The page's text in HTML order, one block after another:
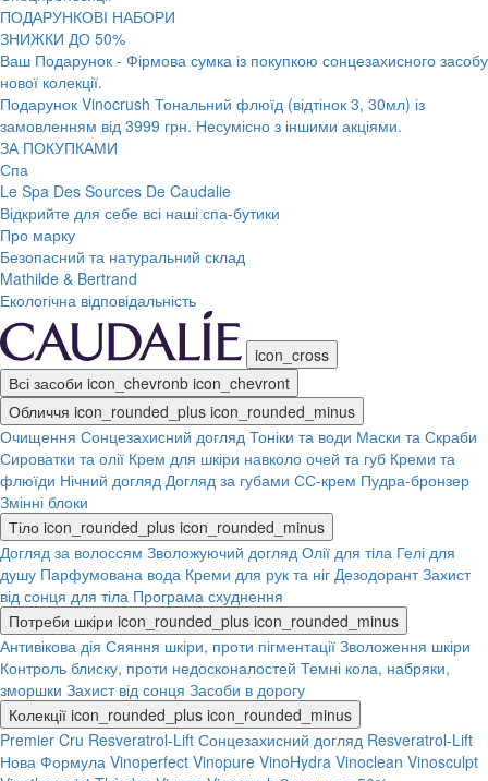
ПОДАРУНКОВІ НАБОРИ
ЗНИЖКИ ДО 50%
Ваш Подарунок - Фірмова сумка із покупкою сонцезахисного засобу
нової колекції.
Подарунок Vinocrush Тональний флюїд (відтінок 3, 30мл) із
замовленням від 3999 грн. Несумісно з іншими акціями.
ЗА ПОКУПКАМИ
Спа
Le Spa Des Sources De Caudalie
Відкрийте для себе всі наші спа-бутики
Про марку
Безопасний та натуральний склад
Mathilde & Bertrand
Екологічна відповідальність
icon_cross
Всі засоби icon_chevronb icon_chevront
Обличчя icon_rounded_plus icon_rounded_minus
Очищення Сонцезахисний догляд Тоніки та води Маски та Скраби
Сироватки та олії Крем для шкіри навколо очей та губ Креми та
флюїди Нічний догляд Догляд за губами СС-крем Пудра-бронзер
Змінні блоки
Тіло icon_rounded_plus icon_rounded_minus
Догляд за волоссям Зволожуючий догляд Олії для тіла Гелі для
душу Парфумована вода Креми для рук та ніг Дезодорант Захист
від сонця для тіла Програма схуднення
Потреби шкіри icon_rounded_plus icon_rounded_minus
Антивікова дія Сяяння шкіри, проти пігментації Зволоження шкіри
Контроль блиску, проти недосконалостей Темні кола, набряки,
зморшки Захист від сонця Засоби в дорогу
Колекції icon_rounded_plus icon_rounded_minus
Premier Cru Resveratrol-Lift Сонцезахисний догляд Resveratrol-Lift
Нова Формула Vinoperfect Vinopure VinoHydra Vinoclean Vinosculpt